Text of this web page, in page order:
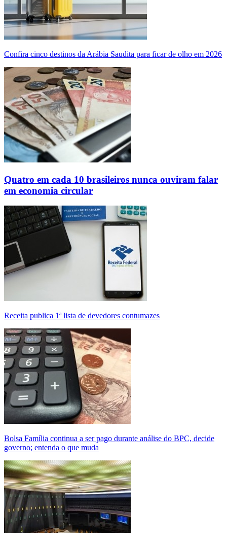
Confira cinco destinos da Arábia Saudita para ficar de olho em 2026
Quatro em cada 10 brasileiros nunca ouviram falar
em economia circular
Receita publica 1ª lista de devedores contumazes
Bolsa Família continua a ser pago durante análise do BPC, decide
governo; entenda o que muda